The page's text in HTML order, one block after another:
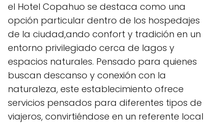
el Hotel Copahuo se destaca como una
opción particular dentro de los hospedajes
de la ciudad,ando confort y tradición en un
entorno privilegiado cerca de lagos y
espacios naturales. Pensado para quienes
buscan descanso y conexión con la
naturaleza, este establecimiento ofrece
servicios pensados para diferentes tipos de
viajeros, convirtiéndose en un referente local